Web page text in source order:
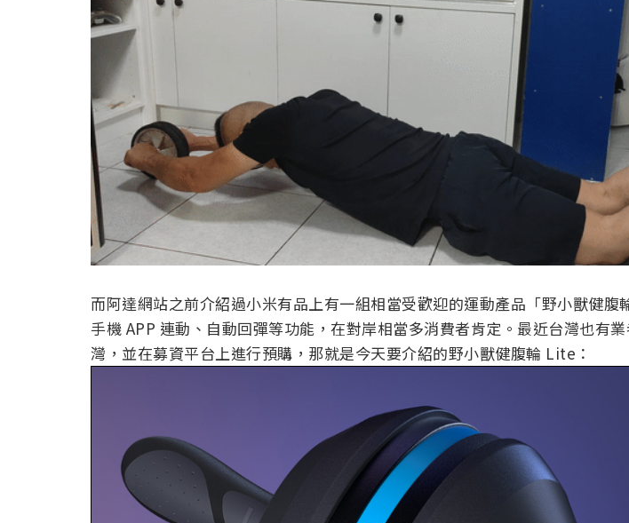
而阿達網站之前介紹過小米有品上有一組相當受歡迎的運動產品「野小獸健腹
手機 APP 連動、自動回彈等功能，在對岸相當多消費者肯定。最近台灣也有
灣，並在募資平台上進行預購，那就是今天要介紹的野小獸健腹輪 Lite：